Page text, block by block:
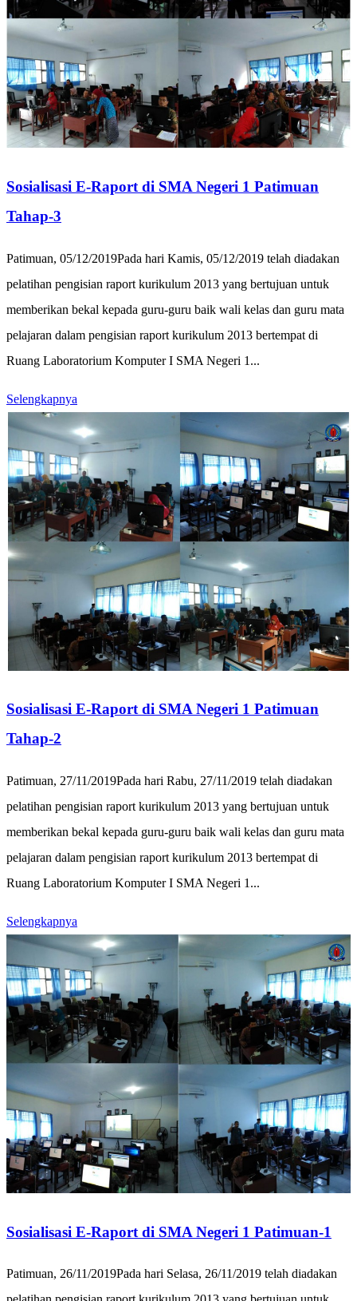
Sosialisasi E-Raport di SMA Negeri 1 Patimuan
Tahap-3
Patimuan, 05/12/2019Pada hari Kamis, 05/12/2019 telah diadakan
pelatihan pengisian raport kurikulum 2013 yang bertujuan untuk
memberikan bekal kepada guru-guru baik wali kelas dan guru mata
pelajaran dalam pengisian raport kurikulum 2013 bertempat di
Ruang Laboratorium Komputer I SMA Negeri 1...
Selengkapnya
Sosialisasi E-Raport di SMA Negeri 1 Patimuan
Tahap-2
Patimuan, 27/11/2019Pada hari Rabu, 27/11/2019 telah diadakan
pelatihan pengisian raport kurikulum 2013 yang bertujuan untuk
memberikan bekal kepada guru-guru baik wali kelas dan guru mata
pelajaran dalam pengisian raport kurikulum 2013 bertempat di
Ruang Laboratorium Komputer I SMA Negeri 1...
Selengkapnya
Sosialisasi E-Raport di SMA Negeri 1 Patimuan-1
Patimuan, 26/11/2019Pada hari Selasa, 26/11/2019 telah diadakan